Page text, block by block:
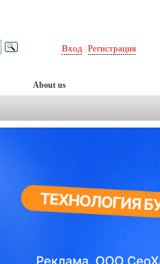
Вход Регистрация
About us